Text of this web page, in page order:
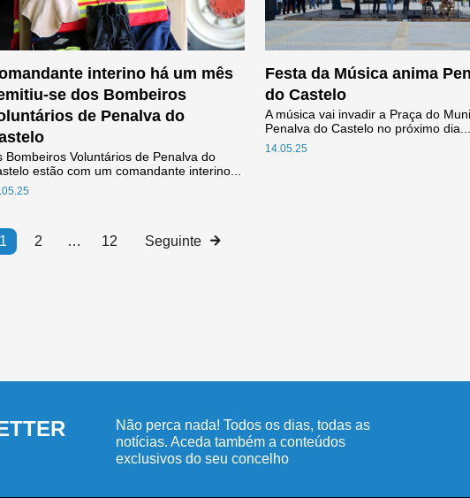
interino há um mês
se dos Bombeiros
de Penalva do
Bombeiros Voluntários de Penalva do
estão com um comandante interino...
Festa da Música anima
do Castelo
14.05.25
A música vai invadir a Praça do
Penalva do Castelo no próximo dia...
1 2 … 12 Seguinte
Não perca nada! Todos os dias, todas as
notícias. Aceda também a conteúdos
exclusivos do seu concelho